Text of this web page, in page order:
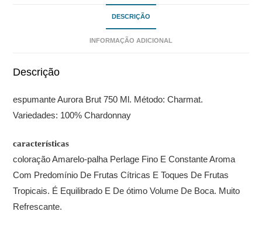
DESCRIÇÃO
INFORMAÇÃO ADICIONAL
Descrição
espumante Aurora Brut 750 Ml. Método: Charmat.
Variedades: 100% Chardonnay
características
coloração Amarelo-palha Perlage Fino E Constante Aroma
Com Predomínio De Frutas Cítricas E Toques De Frutas
Tropicais. É Equilibrado E De ótimo Volume De Boca. Muito
Refrescante.